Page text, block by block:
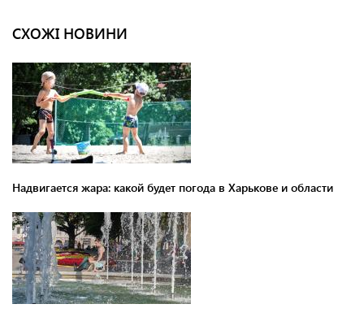
СХОЖІ НОВИНИ
Надвигается жара: какой будет погода в Харькове и области